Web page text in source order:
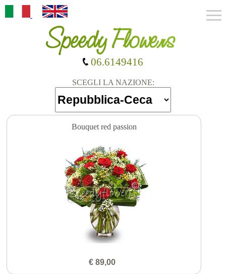
SCEGLI LA NAZIONE:
06.6149416
Bouquet red passion
€ 89,00